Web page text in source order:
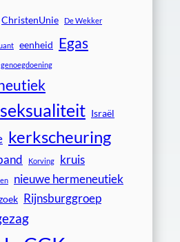
ChristenUnie De Wekker
eenheid Egas
genoegdoening
Israël
kerkscheuring
Korving kruis
nieuwe hermeneutiek
Rijnsburggroep